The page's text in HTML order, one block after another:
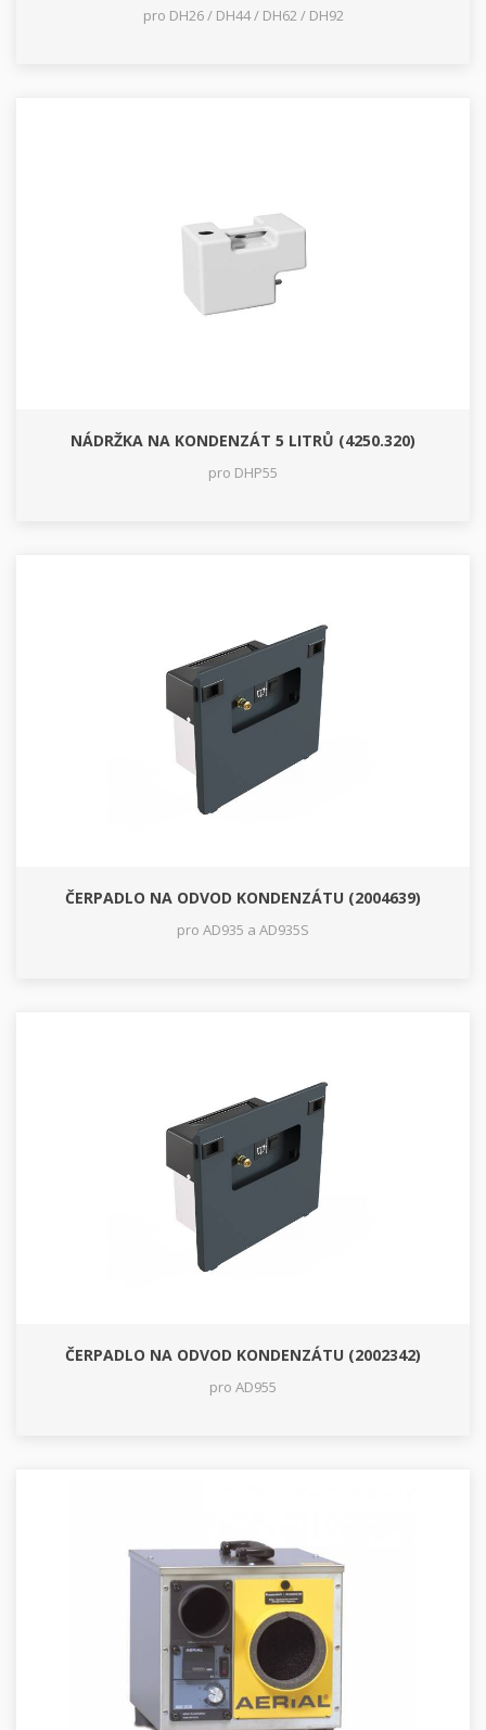
pro DH26 / DH44 / DH62 / DH92
NÁDRŽKA NA KONDENZÁT 5 LITRŮ (4250.320)
pro DHP55
ČERPADLO NA ODVOD KONDENZÁTU (2004639)
pro AD935 a AD935S
ČERPADLO NA ODVOD KONDENZÁTU (2002342)
pro AD955